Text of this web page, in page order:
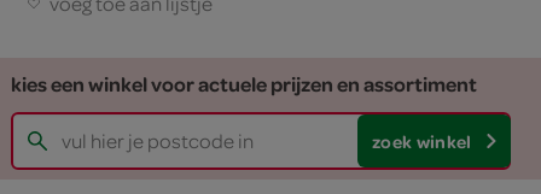
kies een winkel voor actuele prijzen en assortiment
zoek winkel